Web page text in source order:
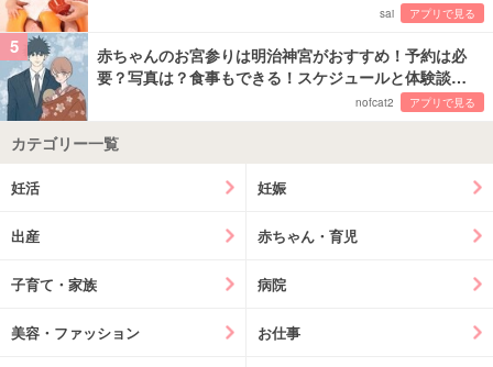
sai アプリで見る
5
赤ちゃんのお宮参りは明治神宮がおすすめ！予約は必
要？写真は？食事もできる！スケジュールと体験談…
nofcat2 アプリで見る
カテゴリー一覧
妊活 妊娠
出産 赤ちゃん・育児
子育て・家族 病院
美容・ファッション お仕事